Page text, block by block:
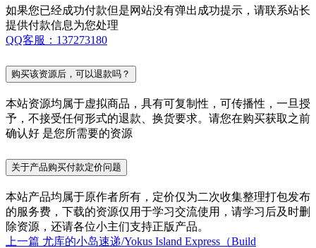
如果您已经成功付款但是网站没有弹出成功提示，请联系站长
提供付款信息为您处理
QQ客服：137273180
购买该资源后，可以退款吗？
本站资源均属于虚拟商品，具有可复制性，可传播性，一旦授
予，不接受任何形式的退款、换货要求。请您在购买获取之前
确认好 是您所需要的资源
关于产品购买付款定价问题
本站产品均属于原作者所有，定价仅为二次收集整理打包发布
的服务费，下载的资源仅用于学习交流使用，请学习后及时删
除资源，还请各位小主们支持正版产品。
上一篇 尤库的小岛速递/Yokus Island Express（Build